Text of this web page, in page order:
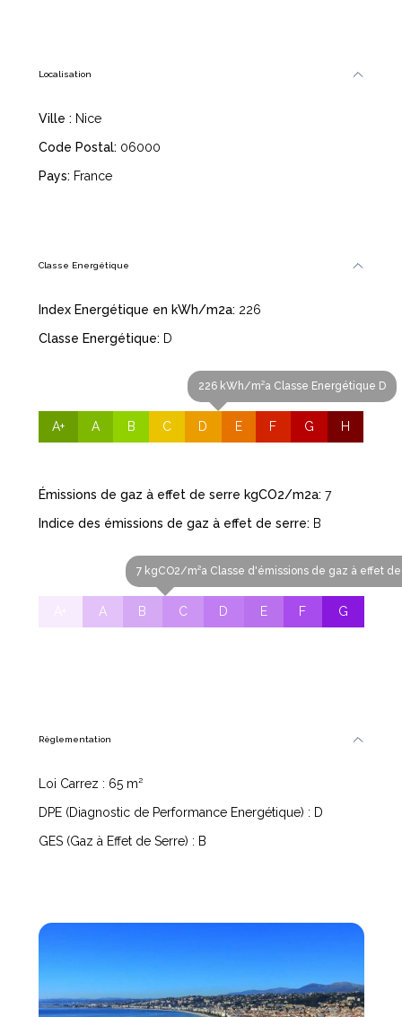
Localisation
Ville : Nice
Code Postal: 06000
Pays: France
Classe Energétique
Index Energétique en kWh/m2a: 226
Classe Energétique: D
A+ A B C
226 kWh/m²a Classe Energétique D
D E F G H
Émissions de gaz à effet de serre kgCO2/m2a: 7
Indice des émissions de gaz à effet de serre: B
A
7 kgCO2/m²a Classe d'émissions de gaz à effet de
B C D E F G
Règlementation
Loi Carrez : 65 m²
DPE (Diagnostic de Performance Energétique) : D
GES (Gaz à Effet de Serre) : B